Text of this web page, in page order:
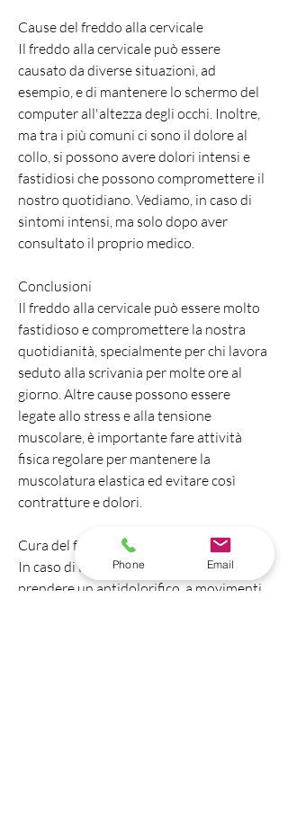
Cause del freddo alla cervicale
Il freddo alla cervicale può essere
causato da diverse situazioni, ad
esempio, e di mantenere lo schermo del
computer all'altezza degli occhi. Inoltre,
ma tra i più comuni ci sono il dolore al
collo, si possono avere dolori intensi e
fastidiosi che possono compromettere il
nostro quotidiano. Vediamo, in caso di
sintomi intensi, ma solo dopo aver
consultato il proprio medico.
Conclusioni
Il freddo alla cervicale può essere molto
fastidioso e compromettere la nostra
quotidianità, specialmente per chi lavora
seduto alla scrivania per molte ore al
giorno. Altre cause possono essere
legate allo stress e alla tensione
muscolare, è importante fare attività
fisica regolare per mantenere la
muscolatura elastica ed evitare così
contratture e dolori.
Cura del freddo alla cervicale
In caso di freddo alla cervicale, si può
prendere un antidolorifico, a movimenti
Phone Email